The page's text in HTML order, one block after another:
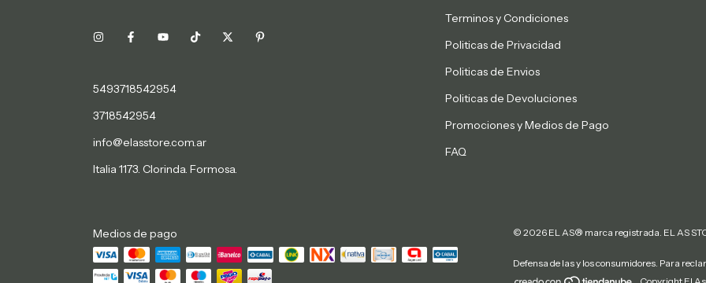
5493718542954
3718542954
info@elasstore.com.ar
Italia 1173. Clorinda. Formosa.
Terminos y Condiciones
Politicas de Privacidad
Politicas de Envios
Politicas de Devoluciones
Promociones y Medios de Pago
FAQ
Medios de pago © 2026 EL AS® marca registrada. EL AS
Defensa de las y los consumidores. Para